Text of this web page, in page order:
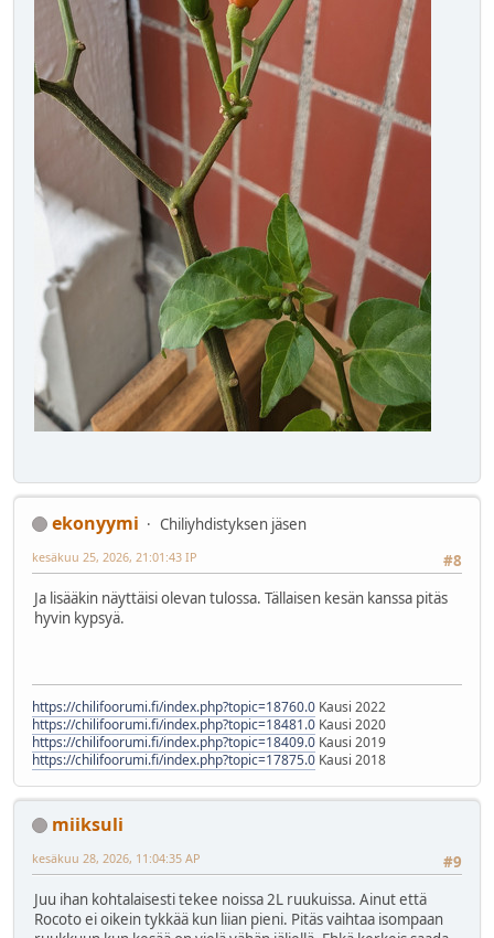
ekonyymi
Chiliyhdistyksen jäsen
#8
kesäkuu 25, 2026, 21:01:43 IP
Ja lisääkin näyttäisi olevan tulossa. Tällaisen kesän kanssa pitäs
hyvin kypsyä.
https://chilifoorumi.fi/index.php?topic=18760.0 Kausi 2022
https://chilifoorumi.fi/index.php?topic=18481.0 Kausi 2020
https://chilifoorumi.fi/index.php?topic=18409.0 Kausi 2019
https://chilifoorumi.fi/index.php?topic=17875.0 Kausi 2018
miiksuli
#9
kesäkuu 28, 2026, 11:04:35 AP
Juu ihan kohtalaisesti tekee noissa 2L ruukuissa. Ainut että
Rocoto ei oikein tykkää kun liian pieni. Pitäs vaihtaa isompaan